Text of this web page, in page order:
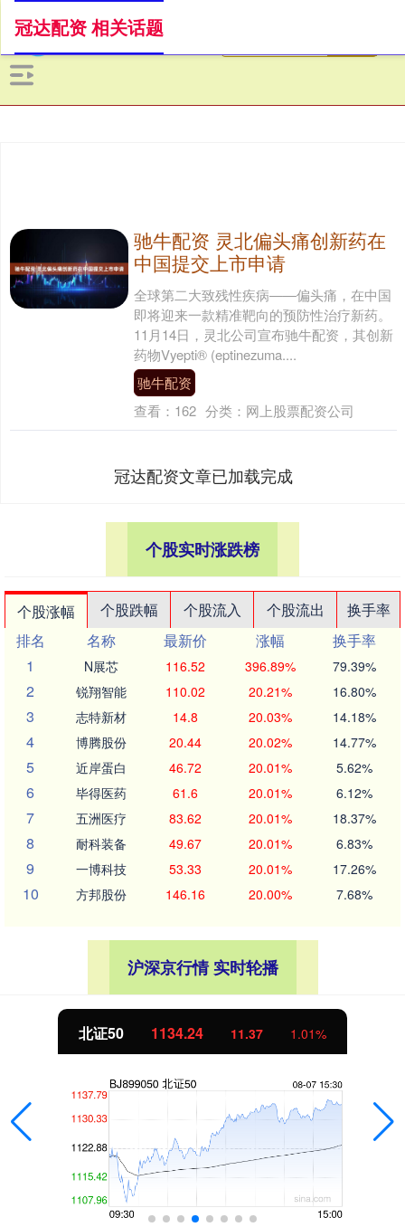
冠达配资 相关话题
驰牛配资 灵北偏头痛创新药在
中国提交上市申请
全球第二大致残性疾病——偏头痛，在中国
即将迎来一款精准靶向的预防性治疗新药。
11月14日，灵北公司宣布驰牛配资，其创新
药物Vyepti® (eptinezuma....
驰牛配资
查看： 162 分类： 网上股票配资公司
冠达配资文章已加载完成
个股实时涨跌榜
个股涨幅 个股跌幅 个股流入 个股流出
换手率
排名
名称 最新价 涨幅
换手率
1
N展芯 116.52 396.89% 79.39%
2 锐翔智能 110.02 20.21% 16.80%
3 志特新材 14.8 20.03% 14.18%
4 博腾股份 20.44 20.02% 14.77%
5 近岸蛋白 46.72 20.01% 5.62%
6 毕得医药 61.6 20.01% 6.12%
7 五洲医疗 83.62 20.01% 18.37%
8 耐科装备 49.67 20.01% 6.83%
9 一博科技 53.33 20.01% 17.26%
10 方邦股份 146.16 20.00% 7.68%
沪深京行情 实时轮播
北证50 1134.24 11.37 1.01%